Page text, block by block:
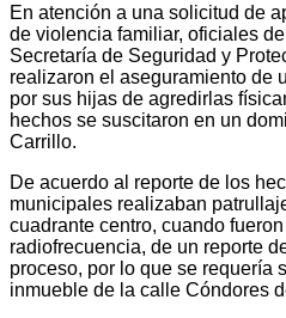
En atención a una solicitud de
de violencia familiar, oficiales
Secretaría de Seguridad y
realizaron el aseguramiento de
por sus hijas de agredirlas
hechos se suscitaron en un
Carrillo.
De acuerdo al reporte de los
municipales realizaban
cuadrante centro, cuando
radiofrecuencia, de un reporte
proceso, por lo que se requería
inmueble de la calle Cóndores